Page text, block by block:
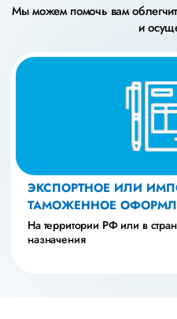
Мы можем помочь вам
и
ЭКСПОРТНОЕ ИЛИ
ТАМОЖЕННОЕ
На территории РФ или в
назначения